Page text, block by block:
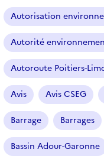
Autorisation
Autorité
Autoroute Poitiers-
Avis Avis CSEG
Barrage Barrages
Bassin Adour-Garonne